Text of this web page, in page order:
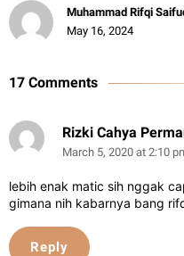
Muhammad Rifqi
May 16, 2024
17 Comments
Rizki Cahya
March 5, 2020 at 2:10
lebih enak matic sih nggak
gimana nih kabarnya bang
Reply